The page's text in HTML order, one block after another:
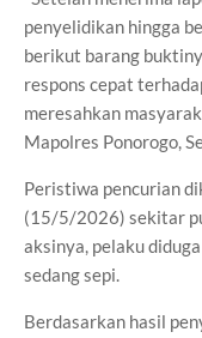
penyelidikan hingga
berikut barang
respons cepat
meresahkan
Mapolres Ponorogo,
Peristiwa pencurian
(15/5/2026) sekitar
aksinya, pelaku
sedang sepi.
Berdasarkan hasil